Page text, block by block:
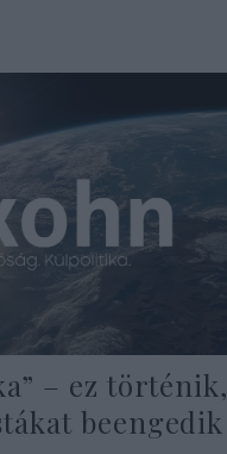
– ez történik,
beengedik